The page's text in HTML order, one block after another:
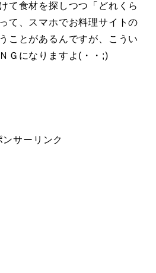
て食材を探しつつ「どれくら
て、スマホでお料理サイトの
ことがあるんですが、こうい
Ｇになりますよ(・・;)
ンサーリンク